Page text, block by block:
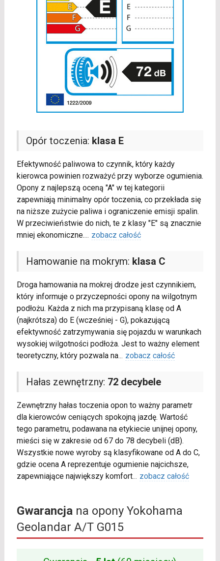
Opór toczenia: klasa E
Efektywność paliwowa to czynnik, który każdy
kierowca powinien rozważyć przy wyborze ogumienia.
Opony z najlepszą oceną "A" w tej kategorii
zapewniają minimalny opór toczenia, co przekłada się
na niższe zużycie paliwa i ograniczenie emisji spalin.
W przeciwieństwie do nich, te z klasy "E" są znacznie
mniej ekonomiczne.... zobacz całość
Hamowanie na mokrym: klasa C
Droga hamowania na mokrej drodze jest czynnikiem,
który informuje o przyczepności opony na wilgotnym
podłożu. Każda z nich ma przypisaną klasę od A
(najkrótsza) do E (wcześniej - G), pokazującą
efektywność zatrzymywania się pojazdu w warunkach
wysokiej wilgotności podłoża. Jest to ważny element
teoretyczny, który pozwala na... zobacz całość
Hałas zewnętrzny: 72 decybele
Zewnętrzny hałas toczenia opon to ważny parametr
dla kierowców ceniących spokojną jazdę. Wartość
tego parametru, podawana na etykiecie unijnej opony,
mieści się w zakresie od 67 do 78 decybeli (dB).
Wszystkie nowe wyroby są klasyfikowane od A do C,
gdzie ocena A reprezentuje ogumienie najcichsze,
zapewniające największy komfort... zobacz całość
Gwarancjana opony Yokohama
Geolandar A/T G015